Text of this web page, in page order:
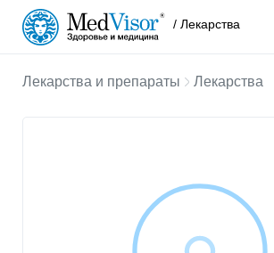
/ Лекарства
Лекарства и препараты Лекарства